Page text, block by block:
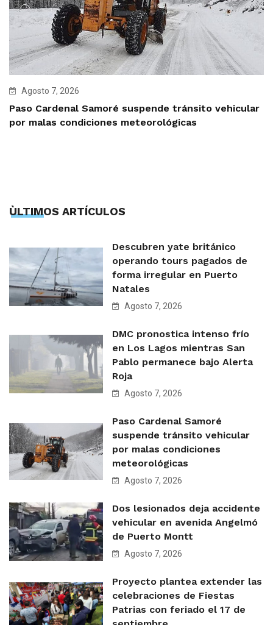
Agosto 7, 2026
Paso Cardenal Samoré suspende tránsito vehicular
por malas condiciones meteorológicas
ÙLTIMOS ARTÍCULOS
Descubren yate británico
operando tours pagados de
forma irregular en Puerto
Natales
Agosto 7, 2026
DMC pronostica intenso frío
en Los Lagos mientras San
Pablo permanece bajo Alerta
Roja
Agosto 7, 2026
Paso Cardenal Samoré
suspende tránsito vehicular
por malas condiciones
meteorológicas
Agosto 7, 2026
Dos lesionados deja accidente
vehicular en avenida Angelmó
de Puerto Montt
Agosto 7, 2026
Proyecto plantea extender las
celebraciones de Fiestas
Patrias con feriado el 17 de